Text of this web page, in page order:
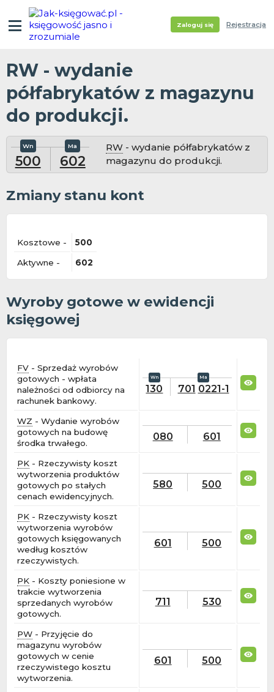
Zaloguj się Rejestracja
RW - wydanie
półfabrykatów z magazynu
do produkcji.
500 602
RW - wydanie półfabrykatów z
magazynu do produkcji.
Zmiany stanu kont
Kosztowe - 500
Aktywne - 602
Wyroby gotowe w ewidencji
księgowej
FV - Sprzedaż wyrobów
gotowych - wpłata
należności od odbiorcy na
rachunek bankowy.
130 701 0221-1
WZ - Wydanie wyrobów
gotowych na budowę
środka trwałego.
080 601
PK - Rzeczywisty koszt
wytworzenia produktów
gotowych po stałych
cenach ewidencyjnych.
580 500
PK - Rzeczywisty koszt
wytworzenia wyrobów
gotowych księgowanych
według kosztów
rzeczywistych.
601 500
PK - Koszty poniesione w
trakcie wytworzenia
sprzedanych wyrobów
gotowych.
711 530
PW - Przyjęcie do
magazynu wyrobów
gotowych w cenie
rzeczywistego kosztu
wytworzenia.
601 500